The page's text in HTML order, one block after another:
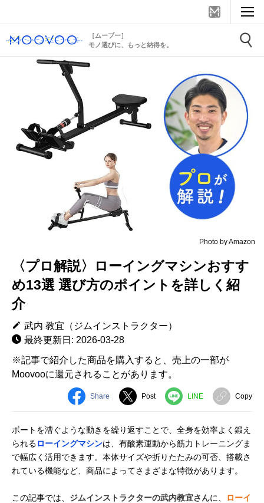
［ムーブー］
モノ選びに、もっと納得を。
Photo by Amazon
〈プロ解説〉ローイングマシンおすす
め13選 選び方のポイントを詳しく紹
介
武内 教宜（ジムインストラクター）
最終更新日: 2026-03-28
※記事で紹介した商品を購入すると、売上の一部が
Moovooに還元されることがあります。
Share Post LINE Copy
ボートを漕ぐような動きを繰り返すことで、全身を効率よく鍛え
られるローイングマシンは、有酸素運動から筋力トレーニングま
で幅広く活用できます。本体サイズや折りたたみの可否、搭載さ
れている機能など、商品によってさまざまな特徴があります。
この記事では、 ジムインストラクターの武内教宜さんに、
ローイ